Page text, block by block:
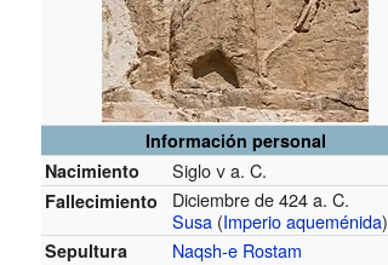
Información personal
Nacimiento
Siglova. C.
Fallecimiento
Diciembre de 424 a. C.
Susa (Imperio aqueménida)
Sepultura Naqsh-e Rostam